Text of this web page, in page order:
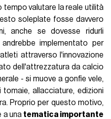
valutare la reale utilità
soleplate fosse davvero
anche se dovesse ridurli
implementato per
attraverso l'innovazione
dell'attrezzatura da calcio
- si muove a gonfie vele,
allacciature, edizioni
Proprio per questo motivo,
a una tematica importante